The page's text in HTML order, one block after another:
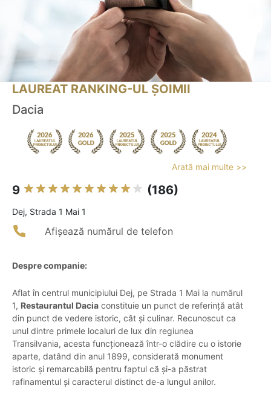
LAUREAT RANKING-UL ȘOIMII
Dacia
Arată mai multe >>
9 (186)
Dej, Strada 1 Mai 1
Afișează numărul de telefon
Despre companie:
Aflat în centrul municipiului Dej, pe Strada 1 Mai la numărul
1, Restaurantul Dacia constituie un punct de referință atât
din punct de vedere istoric, cât și culinar. Recunoscut ca
unul dintre primele localuri de lux din regiunea
Transilvania, acesta funcționează într-o clădire cu o istorie
aparte, datând din anul 1899, considerată monument
istoric și remarcabilă pentru faptul că și-a păstrat
rafinamentul și caracterul distinct de-a lungul anilor.